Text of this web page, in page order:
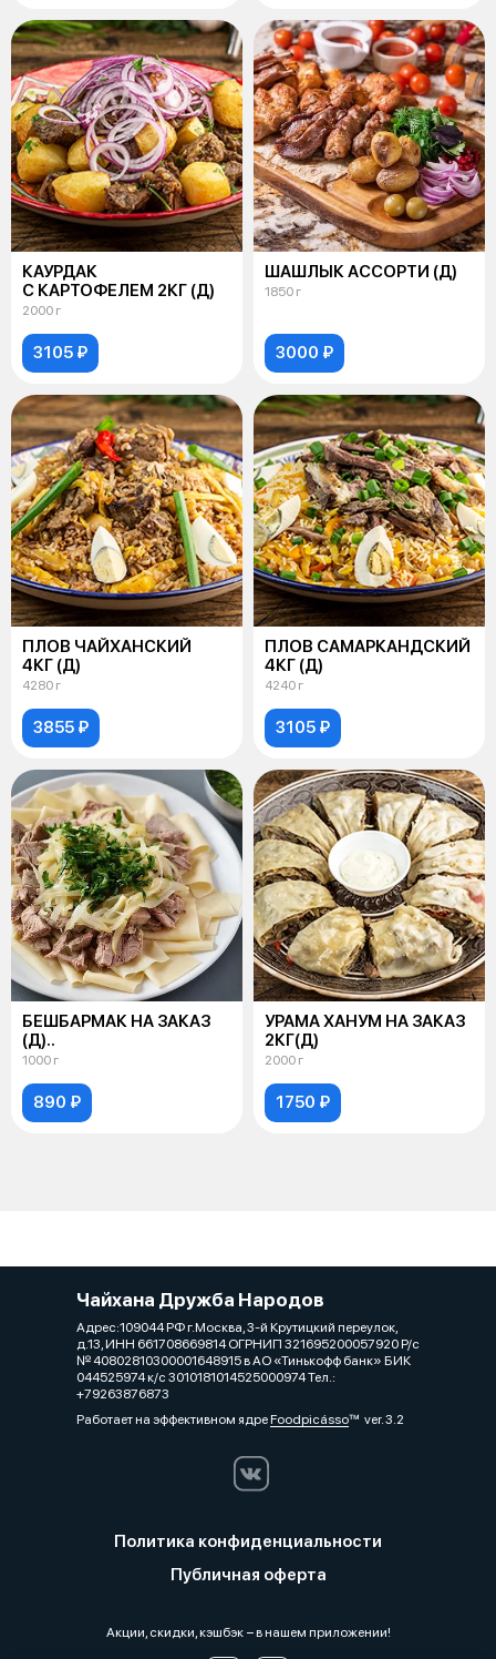
КАУРДАК
С КАРТОФЕЛЕМ 2КГ (Д)
2000 г
3105 ₽
ШАШЛЫК АССОРТИ (Д)
1850 г
3000 ₽
ПЛОВ ЧАЙХАНСКИЙ
4КГ (Д)
4280 г
3855 ₽
ПЛОВ САМАРКАНДСКИЙ
4КГ (Д)
4240 г
3105 ₽
БЕШБАРМАК НА ЗАКАЗ
(Д)..
1000 г
890 ₽
УРАМА ХАНУМ НА ЗАКАЗ
2КГ(Д)
2000 г
1750 ₽
Чайхана Дружба Народов
Адрес:109044 РФ г.Москва, 3-й Крутицкий переулок,
д.13, ИНН 661708669814 ОГРНИП 321695200057920 Р/с
№ 40802810300001648915 в АО «Тинькофф банк» БИК
044525974 к/с 3010181014525000974 Тел.:
+79263876873
Работает на эффективном ядреFoodpicássover. 3.2
Политика конфиденциальности
Публичная оферта
Акции, скидки, кэшбэк − в нашем приложении!